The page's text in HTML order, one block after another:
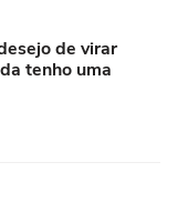
de virar
tenho uma